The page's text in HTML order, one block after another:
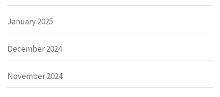
January 2025
December 2024
November 2024